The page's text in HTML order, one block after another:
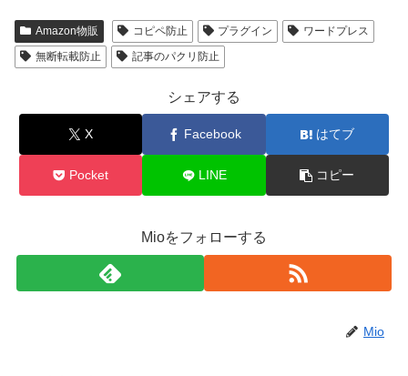
Amazon物販 コピペ防止 プラグイン
ワードプレス
無断転載防止
記事のパクリ防止
シェアする
X Facebook はてブ
Pocket LINE コピー
Mioをフォローする
Mio